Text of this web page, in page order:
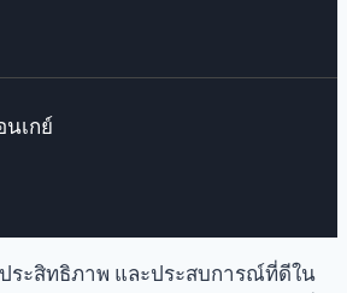
นเกย์
ระสิทธิภาพ และประสบการณ์ที่ดีใน